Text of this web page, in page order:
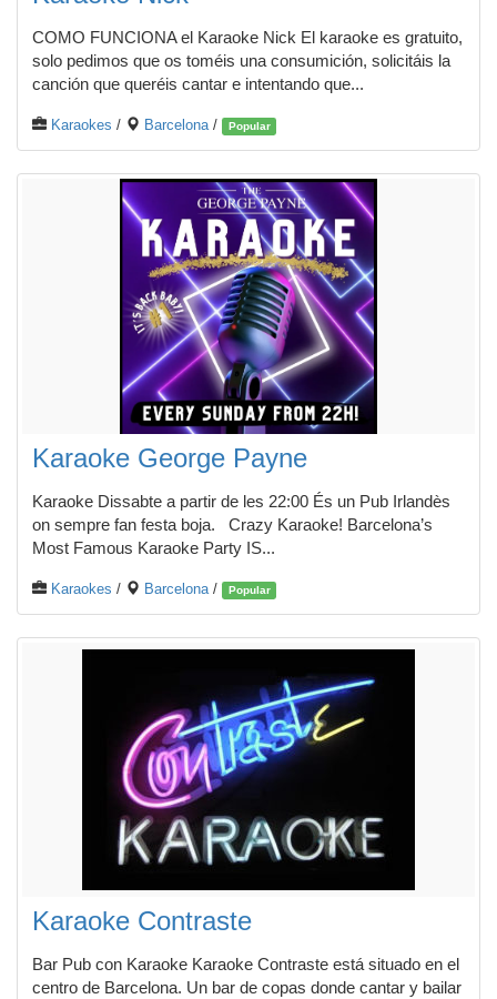
COMO FUNCIONA el Karaoke Nick El karaoke es gratuito,
solo pedimos que os toméis una consumición, solicitáis la
canción que queréis cantar e intentando que...
Karaokes / Barcelona/ Popular
Karaoke George Payne
Karaoke Dissabte a partir de les 22:00 És un Pub Irlandès
on sempre fan festa boja. Crazy Karaoke! Barcelona’s
Most Famous Karaoke Party IS...
Karaokes / Barcelona / Popular
Karaoke Contraste
Bar Pub con Karaoke Karaoke Contraste está situado en el
centro de Barcelona. Un bar de copas donde cantar y bailar